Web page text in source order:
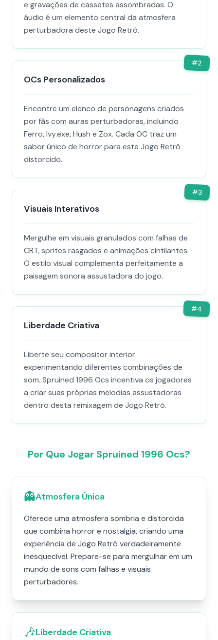
e gravações de cassetes assombradas. O
áudio é um elemento central da atmosfera
perturbadora deste Jogo Retrô.
#2
OCs Personalizados
Encontre um elenco de personagens criados
por fãs com auras perturbadoras, incluindo
Ferro, Ivy.exe, Hush e Zox. Cada OC traz um
sabor único de horror para este Jogo Retrô
distorcido.
#3
Visuais Interativos
Mergulhe em visuais granulados com falhas de
CRT, sprites rasgados e animações cintilantes.
O estilo visual complementa perfeitamente a
paisagem sonora assustadora do jogo.
#4
Liberdade Criativa
Liberte seu compositor interior
experimentando diferentes combinações de
som. Spruined 1996 Ocs​ incentiva os jogadores
a criar suas próprias melodias assustadoras
dentro desta remixagem de Jogo Retrô.
Por Que Jogar Spruined 1996 Ocs​?
👻Atmosfera Única
Oferece uma atmosfera sombria e distorcida
que combina horror e nostalgia, criando uma
experiência de Jogo Retrô verdadeiramente
inesquecível. Prepare-se para mergulhar em um
mundo de sons com falhas e visuais
perturbadores.
🎶Liberdade Criativa